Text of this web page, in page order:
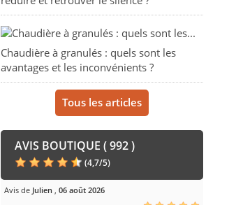
Chaudière à granulés : quels sont les
avantages et les inconvénients ?
Tous les articles
AVIS BOUTIQUE ( 992 )
(4,7/5)
Avis de Julien, 06 août 2026